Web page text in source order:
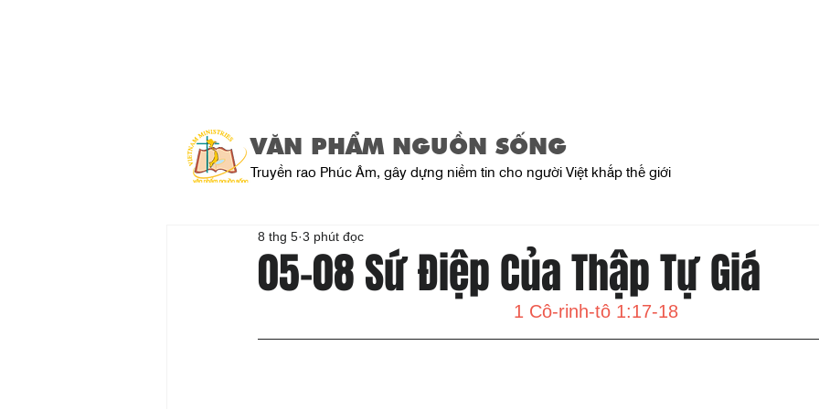
VĂN PHẨM NGUỒN SỐNG
Truyền rao Phúc Âm, gây dựng niềm tin cho người Việt khắp thế giới
05-08 Sứ Điệp Của Thập Tự Giá
8 thg 5 3 phút đọc
1 Cô-rinh-tô 1:17-18